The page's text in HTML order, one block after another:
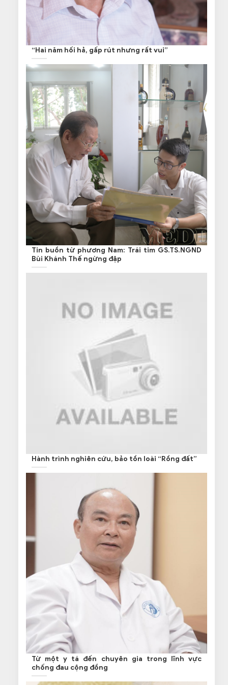
“Hai năm hối hả, gấp rút nhưng rất vui”
Tin buồn từ phương Nam: Trái tim GS.TS.NGND
Bùi Khánh Thế ngừng đập
Hành trình nghiên cứu, bảo tồn loài “Rồng đất”
Từ một y tá đến chuyên gia trong lĩnh vực
chống đau cộng đồng